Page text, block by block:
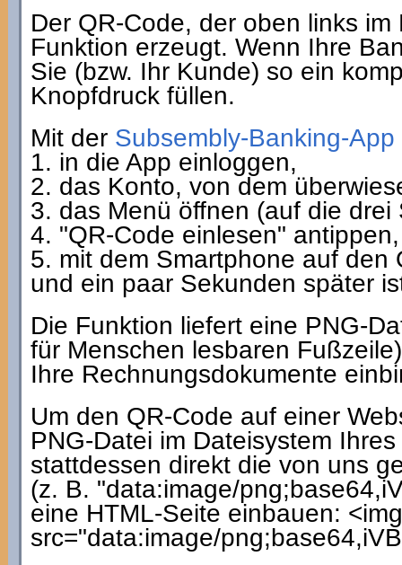
Der QR-Code, der oben links
Funktion erzeugt. Wenn Ihre
Sie (bzw. Ihr Kunde) so ein
Knopfdruck füllen.
Mit der Subsembly-Banking-App
1. in die App einloggen,
2. das Konto, von dem
3. das Menü öffnen (auf die
4. "QR-Code einlesen" antippen,
5. mit dem Smartphone auf den
und ein paar Sekunden später
Die Funktion liefert eine PNG-
für Menschen lesbaren
Ihre Rechnungsdokumente
Um den QR-Code auf einer
PNG-Datei im Dateisystem
stattdessen direkt die von uns
(z. B. "data:image/
eine HTML-Seite einbauen:
src="data:image/